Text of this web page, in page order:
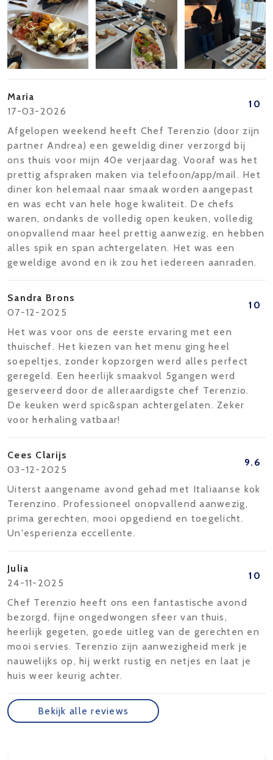
Maria
17-03-2026
10
Afgelopen weekend heeft Chef Terenzio (door zijn
partner Andrea) een geweldig diner verzorgd bij
ons thuis voor mijn 40e verjaardag. Vooraf was het
prettig afspraken maken via telefoon/app/mail. Het
diner kon helemaal naar smaak worden aangepast
en was echt van hele hoge kwaliteit. De chefs
waren, ondanks de volledig open keuken, volledig
onopvallend maar heel prettig aanwezig, en hebben
alles spik en span achtergelaten. Het was een
geweldige avond en ik zou het iedereen aanraden.
Sandra Brons
07-12-2025
10
Het was voor ons de eerste ervaring met een
thuischef. Het kiezen van het menu ging heel
soepeltjes, zonder kopzorgen werd alles perfect
geregeld. Een heerlijk smaakvol 5gangen werd
geserveerd door de alleraardigste chef Terenzio.
De keuken werd spic&span achtergelaten. Zeker
voor herhaling vatbaar!
Cees Clarijs
03-12-2025
9.6
Uiterst aangename avond gehad met Italiaanse kok
Terenzino. Professioneel onopvallend aanwezig,
prima gerechten, mooi opgediend en toegelicht.
Un'esperienza eccellente.
Julia
24-11-2025
10
Chef Terenzio heeft ons een fantastische avond
bezorgd, fijne ongedwongen sfeer van thuis,
heerlijk gegeten, goede uitleg van de gerechten en
mooi servies. Terenzio zijn aanwezigheid merk je
nauwelijks op, hij werkt rustig en netjes en laat je
huis weer keurig achter.
Bekijk alle reviews